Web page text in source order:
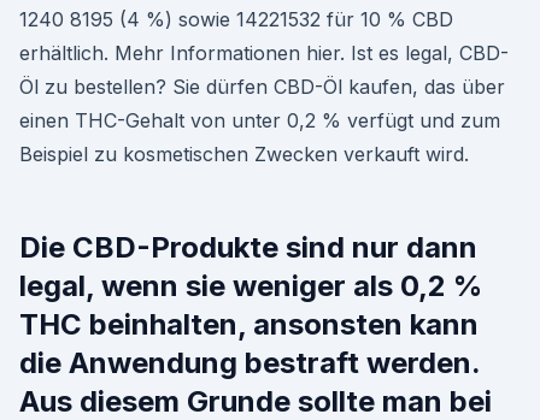
1240 8195 (4 %) sowie 14221532 für 10 % CBD
erhältlich. Mehr Informationen hier. Ist es legal, CBD-
Öl zu bestellen? Sie dürfen CBD-Öl kaufen, das über
einen THC-Gehalt von unter 0,2 % verfügt und zum
Beispiel zu kosmetischen Zwecken verkauft wird.
Die CBD-Produkte sind nur dann
legal, wenn sie weniger als 0,2 %
THC beinhalten, ansonsten kann
die Anwendung bestraft werden.
Aus diesem Grunde sollte man bei